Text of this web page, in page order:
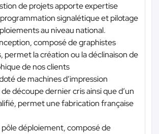
de projets apporte expertise
signalétique et pilotage
au niveau national.
composé de graphistes
permet la création ou la déclinaison de
de nos clients
de machines d’impression
découpe dernier cris ainsi que d’un
permet une fabrication française
déploiement, composé de